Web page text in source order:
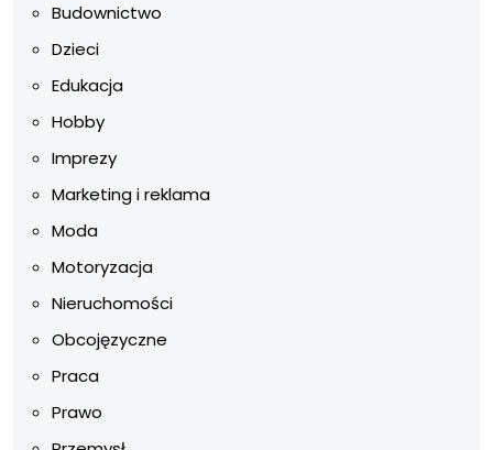
Budownictwo
Dzieci
Edukacja
Hobby
Imprezy
Marketing i reklama
Moda
Motoryzacja
Nieruchomości
Obcojęzyczne
Praca
Prawo